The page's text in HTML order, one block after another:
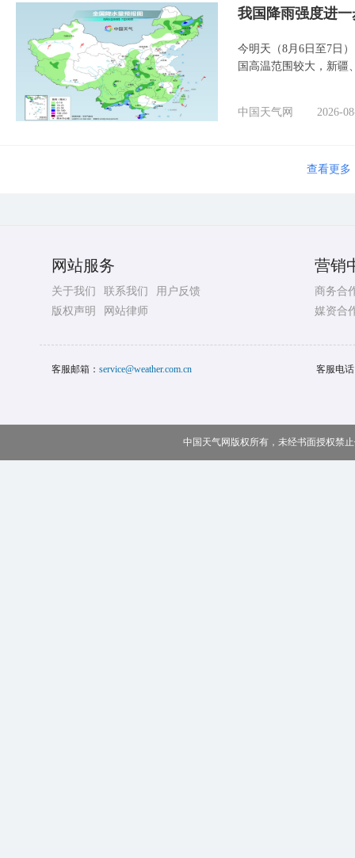
我国降雨强度进
今明天（8月6日至7日
国高温范围较大，新疆
中国天气网 2026-
查看更多
网站服务
关于我们 联系我们
用户反馈
版权声明
网站律师
营销
商务合
媒资合
客服邮箱： service@weather.com.cn 客服电
中国天气网版权所有，未经书面授权